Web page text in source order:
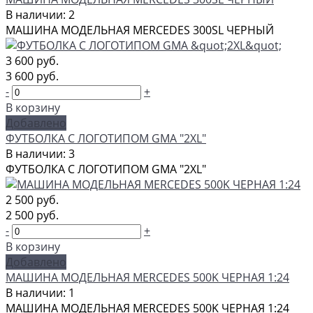
В наличии: 2
МАШИНА МОДЕЛЬНАЯ MERCEDES 300SL ЧЕРНЫЙ
3 600 руб.
3 600 руб.
-
+
В корзину
Добавлено
ФУТБОЛКА С ЛОГОТИПОМ GMA "2XL"
В наличии: 3
ФУТБОЛКА С ЛОГОТИПОМ GMA "2XL"
2 500 руб.
2 500 руб.
-
+
В корзину
Добавлено
МАШИНА МОДЕЛЬНАЯ MERCEDES 500K ЧЕРНАЯ 1:24
В наличии: 1
МАШИНА МОДЕЛЬНАЯ MERCEDES 500K ЧЕРНАЯ 1:24